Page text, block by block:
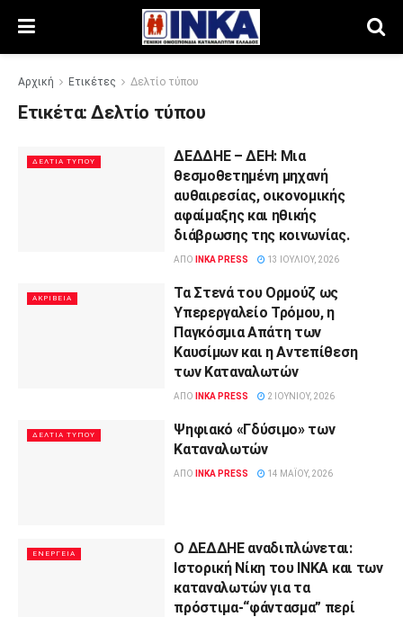
Αρχική Ετικέτες Δελτίο τύπου
Ετικέτα:Δελτίο τύπου
ΔΕΛΤΊΑ ΤΎΠΟΥ
ΔΕΔΔΗΕ – ΔΕΗ: Μια
θεσμοθετημένη μηχανή
αυθαιρεσίας, οικονομικής
αφαίμαξης και ηθικής
διάβρωσης της κοινωνίας.
ΑΠΌ INKA PRESS 13 ΙΟΥΛΊΟΥ, 2026
ΑΚΡΊΒΕΙΑ
Τα Στενά του Ορμούζ ως
Υπερεργαλείο Τρόμου, η
Παγκόσμια Απάτη των
Καυσίμων και η Αντεπίθεση
των Καταναλωτών
ΑΠΌ INKA PRESS 2 ΙΟΥΝΊΟΥ, 2026
ΔΕΛΤΊΑ ΤΎΠΟΥ
Ψηφιακό «Γδύσιμο» των
Καταναλωτών
ΑΠΌ INKA PRESS 14 ΜΑΪ́ΟΥ, 2026
ΕΝΈΡΓΕΙΑ
Ο ΔΕΔΔΗΕ αναδιπλώνεται:
Ιστορική Νίκη του ΙΝΚΑ και των
καταναλωτών για τα
πρόστιμα-“φάντασμα” περί